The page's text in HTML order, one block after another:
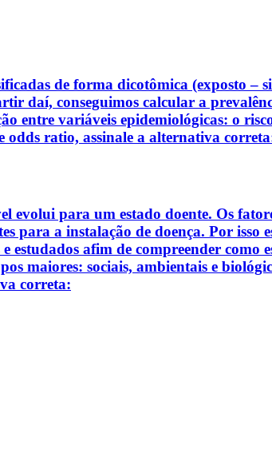
de forma dicotômica (exposto –
daí, conseguimos calcular a
entre variáveis epidemiológicas: o
ratio, assinale a alternativa
para um estado doente. Os
a instalação de doença. Por isso
afim de compreender como
maiores: sociais, ambientais e
correta: